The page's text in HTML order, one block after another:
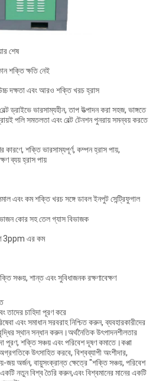
শেষ
শক্তি ক্ষতি নেই
দক্ষতা এবং আরও শক্তি খরচ হ্রাস
ড্রাইভে ভারসাম্যহীন, তাপ উত্পাদন করা সহজ, ভাঙ্গতে
পলি সমতলতা এবং বেল্ট টেনশন পুনরায় সমন্বয় করতে
কারণে, শক্তি ভারসাম্যপূর্ণ, কম্পন হ্রাস পায়,
ব্যয় হ্রাস পায়
এবং কম শক্তি খরচ সঙ্গে ডাবল ইনপুট সেন্ট্রিফুগাল
কোর সহ তেল গ্যাস বিভাজক
3ppm এর কম
সঞ্চয়, শান্ত এবং সুবিধাজনক রক্ষণাবেক্ষণ
তাদের চাহিদা পূরণ করে
এবং সমাধান সরবরাহ নিশ্চিত করুন, ব্যবহারকারীদের
স্থান সন্ধান করুন।অর্থনৈতিক উৎপাদনশীলতার
পূরণ, শক্তি সঞ্চয় এবং পরিবেশ দূষণ কমাতে।কপ্পা
উৎসাহিত করবে, বিশ্বব্যাপী অংশীদার,
জয় অর্জন, বায়ুসংক্রান্ত ক্ষেত্রে "শক্তি সঞ্চয়, পরিবেশ
নতুন বিশ্ব তৈরি করুন,এবং বিশ্বমানের মানের একটি